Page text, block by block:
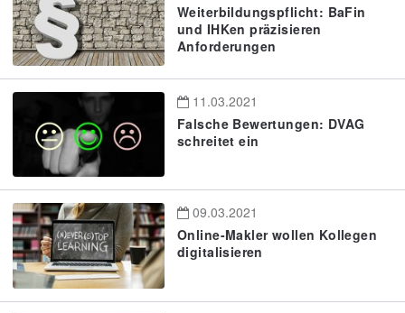
Weiterbildungspflicht: BaFin
und IHKen präzisieren
Anforderungen
11.03.2021
Falsche Bewertungen: DVAG
schreitet ein
09.03.2021
Online-Makler wollen Kollegen
digitalisieren